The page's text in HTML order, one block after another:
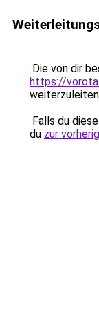
Die von dir
https://
Falls du
du zur